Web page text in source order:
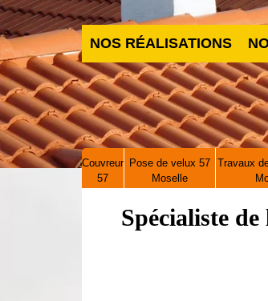
NOS RÉALISATIONS
Couvreur
57
Pose de velux 57
Moselle
Travaux
Spécialiste